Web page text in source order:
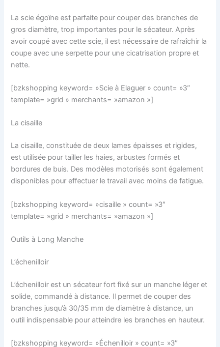
La scie égoïne est parfaite pour couper des branches de
gros diamètre, trop importantes pour le sécateur. Après
avoir coupé avec cette scie, il est nécessaire de rafraîchir la
coupe avec une serpette pour une cicatrisation propre et
nette.
[bzkshopping keyword= »Scie à Elaguer » count= »3″
template= »grid » merchants= »amazon »]
La cisaille
La cisaille, constituée de deux lames épaisses et rigides,
est utilisée pour tailler les haies, arbustes formés et
bordures de buis. Des modèles motorisés sont également
disponibles pour effectuer le travail avec moins de fatigue.
[bzkshopping keyword= »cisaille » count= »3″
template= »grid » merchants= »amazon »]
Outils à Long Manche
L’échenilloir
L’échenilloir est un sécateur fort fixé sur un manche léger et
solide, commandé à distance. Il permet de couper des
branches jusqu’à 30/35 mm de diamètre à distance, un
outil indispensable pour atteindre les branches en hauteur.
[bzkshopping keyword= »Échenilloir » count= »3″